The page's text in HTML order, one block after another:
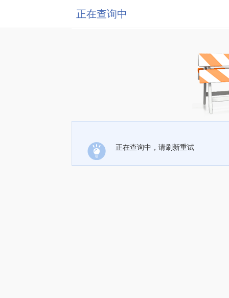
正在查询中
正在查询中，请刷新重试